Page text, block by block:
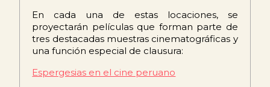
En cada una de estas locaciones, se
proyectarán películas que forman parte de
tres destacadas muestras cinematográficas y
una función especial de clausura:
Espergesias en el cine peruano